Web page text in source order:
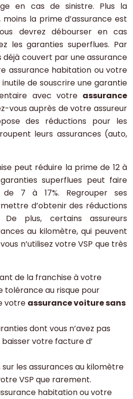
en cas de sinistre. Plus la
la prime d’assurance est
devrez débourser en cas
les garanties superflues. Par
déjà couvert par une assurance
assurance habitation ou votre
de souscrire une garantie
avec votre assurance
vous auprès de votre assureur
des réductions pour les
leurs assurances (auto,
peut réduire la prime de 12 à
superflues peut faire
7 à 17%. Regrouper ses
d’obtenir des réductions
De plus, certains assureurs
au kilomètre, qui peuvent
n’utilisez votre VSP que très
de la franchise à votre
tolérance au risque pour
votre assurance voiture sans
dont vous n’avez pas
votre facture d’
sur les assurances au kilomètre
VSP que rarement.
habitation ou votre